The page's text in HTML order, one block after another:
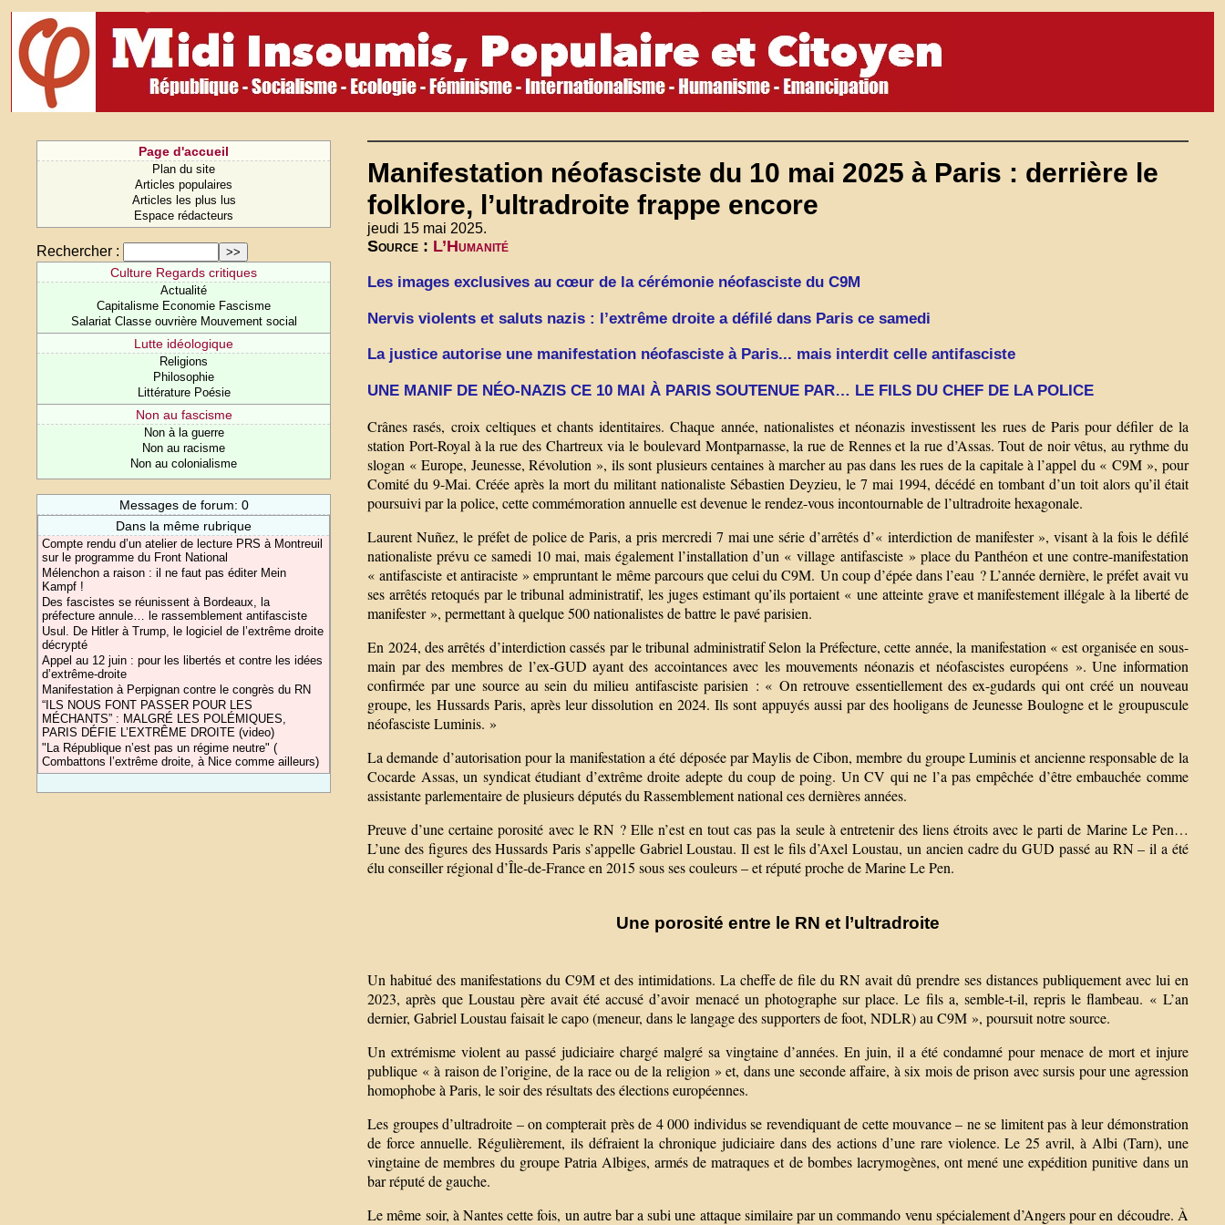
Page d'accueil
Plan du site
Articles populaires
Articles les plus lus
Espace rédacteurs
Rechercher :
Culture Regards critiques
Actualité
Capitalisme Economie Fascisme
Salariat Classe ouvrière Mouvement social
Lutte idéologique
Religions
Philosophie
Littérature Poésie
Non au fascisme
Non à la guerre
Non au racisme
Non au colonialisme
Messages de forum: 0
Dans la même rubrique
Compte rendu d’un atelier de lecture PRS à Montreuil
sur le programme du Front National
Mélenchon a raison : il ne faut pas éditer Mein
Kampf !
Des fascistes se réunissent à Bordeaux, la
préfecture annule… le rassemblement antifasciste
Usul. De Hitler à Trump, le logiciel de l’extrême droite
décrypté
Appel au 12 juin : pour les libertés et contre les idées
d’extrême-droite
Manifestation à Perpignan contre le congrès du RN
“ILS NOUS FONT PASSER POUR LES
MÉCHANTS” : MALGRÉ LES POLÉMIQUES,
PARIS DÉFIE L’EXTRÊME DROITE (video)
"La République n’est pas un régime neutre" (
Combattons l’extrême droite, à Nice comme ailleurs)
Manifestation néofasciste du 10 mai 2025 à Paris : derrière le
folklore, l’ultradroite frappe encore
jeudi 15 mai 2025.
Source : L’Humanité
Les images exclusives au cœur de la cérémonie néofasciste du C9M
Nervis violents et saluts nazis : l’extrême droite a défilé dans Paris ce samedi
La justice autorise une manifestation néofasciste à Paris... mais interdit celle antifasciste
UNE MANIF DE NÉO-NAZIS CE 10 MAI À PARIS SOUTENUE PAR… LE FILS DU CHEF DE LA POLICE
Crânes rasés, croix celtiques et chants identitaires. Chaque année, nationalistes et néonazis investissent les rues de Paris pour défiler de la
station Port-Royal à la rue des Chartreux via le boulevard Montparnasse, la rue de Rennes et la rue d’Assas. Tout de noir vêtus, au rythme du
slogan « Europe, Jeunesse, Révolution », ils sont plusieurs centaines à marcher au pas dans les rues de la capitale à l’appel du « C9M », pour
Comité du 9-Mai. Créée après la mort du militant nationaliste Sébastien Deyzieu, le 7 mai 1994, décédé en tombant d’un toit alors qu’il était
poursuivi par la police, cette commémoration annuelle est devenue le rendez-vous incontournable de l’ultradroite hexagonale.
Laurent Nuñez, le préfet de police de Paris, a pris mercredi 7 mai une série d’arrêtés d’« interdiction de manifester », visant à la fois le défilé
nationaliste prévu ce samedi 10 mai, mais également l’installation d’un « village antifasciste » place du Panthéon et une contre-manifestation
« antifasciste et antiraciste » empruntant le même parcours que celui du C9M. Un coup d’épée dans l’eau ? L’année dernière, le préfet avait vu
ses arrêtés retoqués par le tribunal administratif, les juges estimant qu’ils portaient « une atteinte grave et manifestement illégale à la liberté de
manifester », permettant à quelque 500 nationalistes de battre le pavé parisien.
En 2024, des arrêtés d’interdiction cassés par le tribunal administratif Selon la Préfecture, cette année, la manifestation « est organisée en sous-
main par des membres de l’ex-GUD ayant des accointances avec les mouvements néonazis et néofascistes européens ». Une information
confirmée par une source au sein du milieu antifasciste parisien : « On retrouve essentiellement des ex-gudards qui ont créé un nouveau
groupe, les Hussards Paris, après leur dissolution en 2024. Ils sont appuyés aussi par des hooligans de Jeunesse Boulogne et le groupuscule
néofasciste Luminis. »
La demande d’autorisation pour la manifestation a été déposée par Maylis de Cibon, membre du groupe Luminis et ancienne responsable de la
Cocarde Assas, un syndicat étudiant d’extrême droite adepte du coup de poing. Un CV qui ne l’a pas empêchée d’être embauchée comme
assistante parlementaire de plusieurs députés du Rassemblement national ces dernières années.
Preuve d’une certaine porosité avec le RN ? Elle n’est en tout cas pas la seule à entretenir des liens étroits avec le parti de Marine Le Pen…
L’une des figures des Hussards Paris s’appelle Gabriel Loustau. Il est le fils d’Axel Loustau, un ancien cadre du GUD passé au RN – il a été
élu conseiller régional d’Île-de-France en 2015 sous ses couleurs – et réputé proche de Marine Le Pen.
Une porosité entre le RN et l’ultradroite
Un habitué des manifestations du C9M et des intimidations. La cheffe de file du RN avait dû prendre ses distances publiquement avec lui en
2023, après que Loustau père avait été accusé d’avoir menacé un photographe sur place. Le fils a, semble-t-il, repris le flambeau. « L’an
dernier, Gabriel Loustau faisait le capo (meneur, dans le langage des supporters de foot, NDLR) au C9M », poursuit notre source.
Un extrémisme violent au passé judiciaire chargé malgré sa vingtaine d’années. En juin, il a été condamné pour menace de mort et injure
publique « à raison de l’origine, de la race ou de la religion » et, dans une seconde affaire, à six mois de prison avec sursis pour une agression
homophobe à Paris, le soir des résultats des élections européennes.
Les groupes d’ultradroite – on compterait près de 4 000 individus se revendiquant de cette mouvance – ne se limitent pas à leur démonstration
de force annuelle. Régulièrement, ils défraient la chronique judiciaire dans des actions d’une rare violence. Le 25 avril, à Albi (Tarn), une
vingtaine de membres du groupe Patria Albiges, armés de matraques et de bombes lacrymogènes, ont mené une expédition punitive dans un
bar réputé de gauche.
Le même soir, à Nantes cette fois, un autre bar a subi une attaque similaire par un commando venu spécialement d’Angers pour en découdre. À